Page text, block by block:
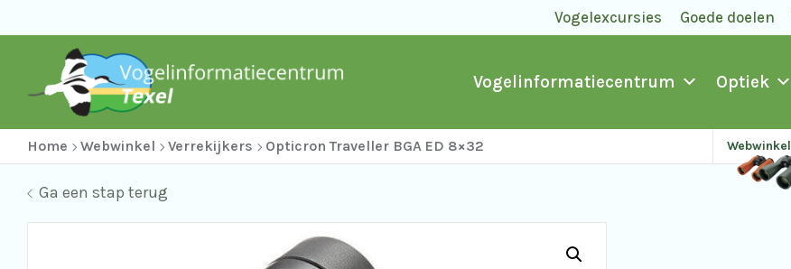
Vogelexcursies Goede doelen
Vogelinformatiecentrum Optiek
Home Webwinkel Verrekijkers Opticron Traveller BGA ED 8×32 Webwinkel
Ga een stap terug